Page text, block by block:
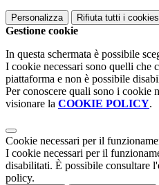
Personalizza Rifiuta tutti i cookies
Gestione cookie
In questa schermata è possibile
I cookie necessari sono quelli che
piattaforma e non è possibile
Per conoscere quali sono i cookie
visionare la COOKIE POLICY.
Cookie necessari per il
I cookie necessari per il
disabilitati. È possibile consultare
policy.